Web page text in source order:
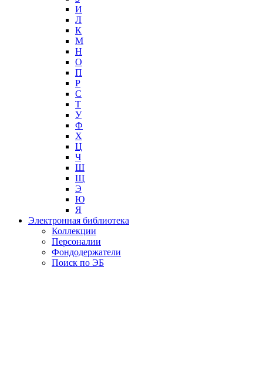
И
Л
К
М
Н
О
П
Р
С
Т
У
Ф
Х
Ц
Ч
Ш
Щ
Э
Ю
Я
Электронная библиотека
Коллекции
Персоналии
Фондодержатели
Поиск по ЭБ